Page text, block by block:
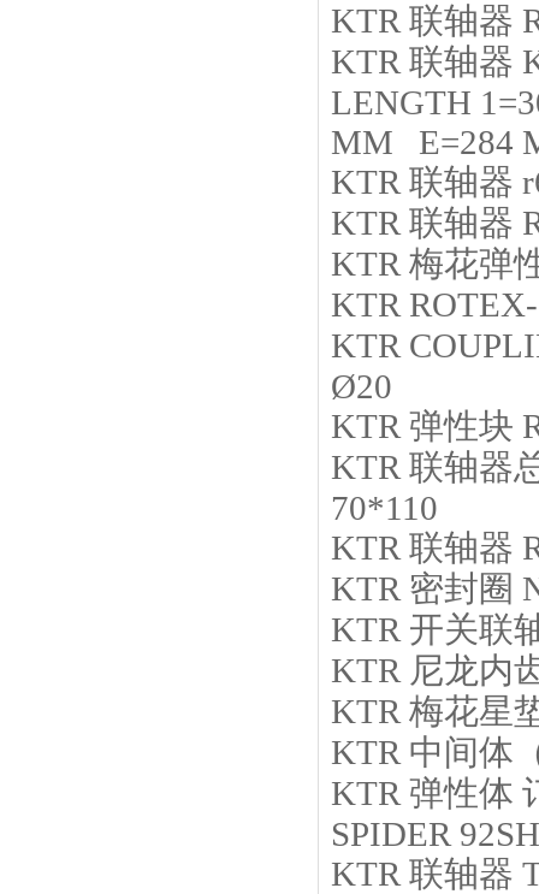
KTR 联轴器
KTR 联轴器
LENGTH
MM E=284
KTR 联轴器
KTR 联轴器
KTR 梅花弹
KTR
KTR
Ø20
KTR 弹性块
KTR 联轴器
70*110
KTR 联轴器
KTR 密封圈
KTR 开关联
KTR 尼龙内
KTR 梅花星
KTR 中间体
KTR 弹性体
SPIDER
KTR 联轴器